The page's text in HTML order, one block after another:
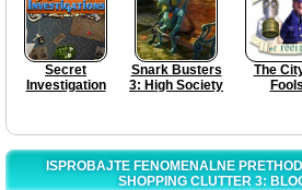
Secret
Investigation
Snark Busters
3: High Society
The
Fools
ISPROBAJTE FENOMENALNE
SHOPPING CLUTTER 3: